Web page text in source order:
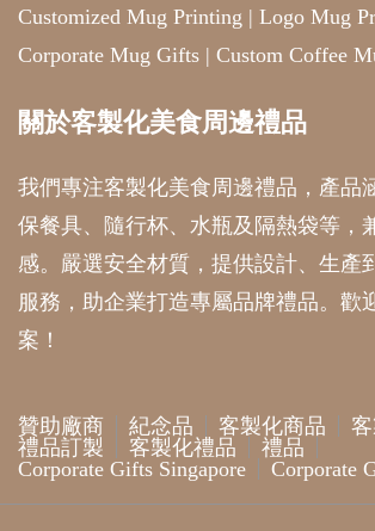
Customized Mug Printing | Logo Mug
Corporate Mug Gifts | Custom Coffee
關於客製化美食周邊禮品
我們專注客製化美食周邊禮品，產品
保餐具、隨行杯、水瓶及隔熱袋等，
感。嚴選安全材質，提供設計、生產
服務，助企業打造專屬品牌禮品。歡
案！
贊助廠商 紀念品 客製化商品
禮品訂製
客製化禮品
禮品
Corporate Gifts Singapore
Corporate